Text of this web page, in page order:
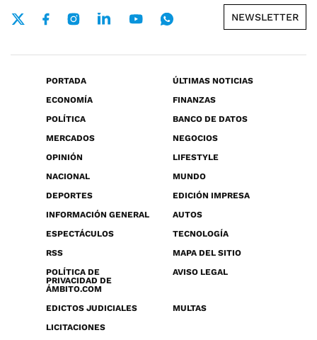
NEWSLETTER
PORTADA
ÚLTIMAS NOTICIAS
ECONOMÍA
FINANZAS
POLÍTICA
BANCO DE DATOS
MERCADOS
NEGOCIOS
OPINIÓN
LIFESTYLE
NACIONAL
MUNDO
DEPORTES
EDICIÓN IMPRESA
INFORMACIÓN GENERAL
AUTOS
ESPECTÁCULOS
TECNOLOGÍA
RSS
MAPA DEL SITIO
POLÍTICA DE
PRIVACIDAD DE
ÁMBITO.COM
AVISO LEGAL
EDICTOS JUDICIALES
MULTAS
LICITACIONES